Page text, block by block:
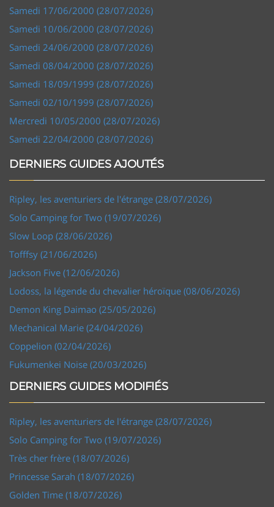
Samedi 17/06/2000 (28/07/2026)
Samedi 10/06/2000 (28/07/2026)
Samedi 24/06/2000 (28/07/2026)
Samedi 08/04/2000 (28/07/2026)
Samedi 18/09/1999 (28/07/2026)
Samedi 02/10/1999 (28/07/2026)
Mercredi 10/05/2000 (28/07/2026)
Samedi 22/04/2000 (28/07/2026)
DERNIERS GUIDES AJOUTÉS
Ripley, les aventuriers de l'étrange (28/07/2026)
Solo Camping for Two (19/07/2026)
Slow Loop (28/06/2026)
Tofffsy (21/06/2026)
Jackson Five (12/06/2026)
Lodoss, la légende du chevalier héroïque (08/06/2026)
Demon King Daimao (25/05/2026)
Mechanical Marie (24/04/2026)
Coppelion (02/04/2026)
Fukumenkei Noise (20/03/2026)
DERNIERS GUIDES MODIFIÉS
Ripley, les aventuriers de l'étrange (28/07/2026)
Solo Camping for Two (19/07/2026)
Très cher frère (18/07/2026)
Princesse Sarah (18/07/2026)
Golden Time (18/07/2026)